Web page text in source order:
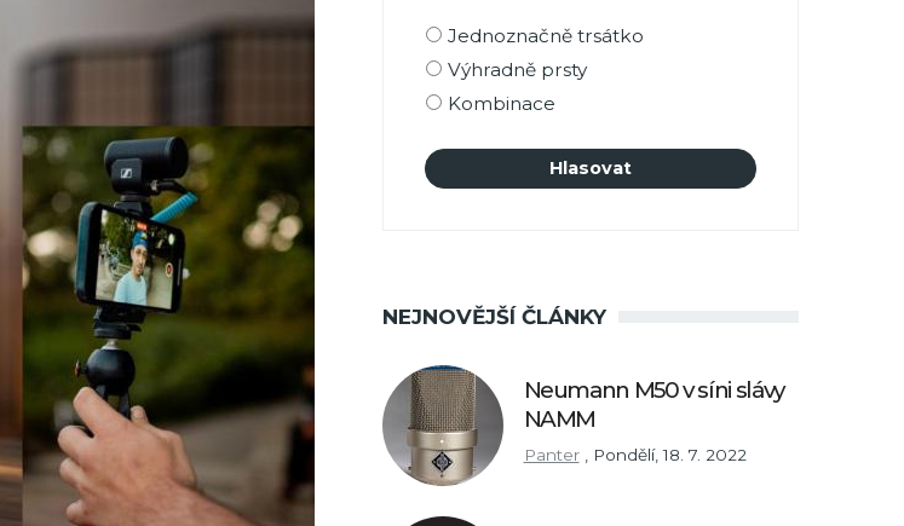
Možnosti
výběru
Jednoznačně trsátko
Výhradně prsty
Kombinace
NEJNOVĚJŠÍ ČLÁNKY
Neumann M50 v síni slávy
NAMM
Panter Pondělí, 18. 7. 2022